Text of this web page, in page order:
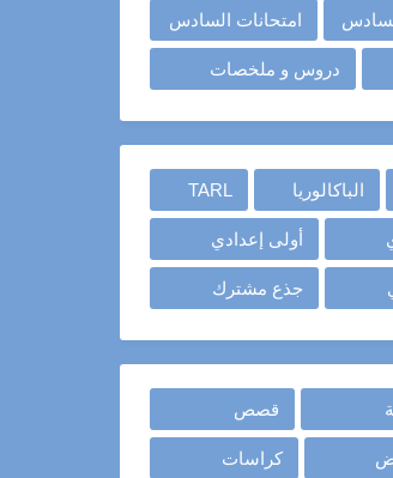
امتحانات السادس
دروس و ملخصات
الباكالوريا TARL
أولى إعدادي
جذع مشترك
قصص
كراسات